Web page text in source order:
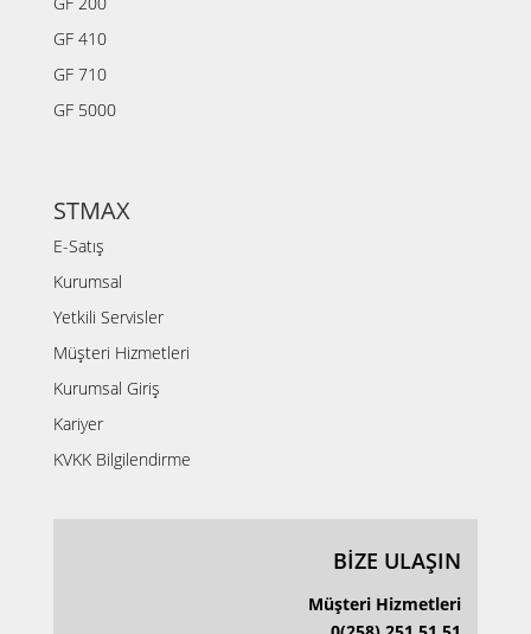
GF 410
GF 710
GF 5000
STMAX
E-Satış
Kurumsal
Yetkili Servisler
Müşteri Hizmetleri
Kurumsal Giriş
Kariyer
KVKK Bilgilendirme
BİZE ULAŞIN
Müşteri Hizmetleri